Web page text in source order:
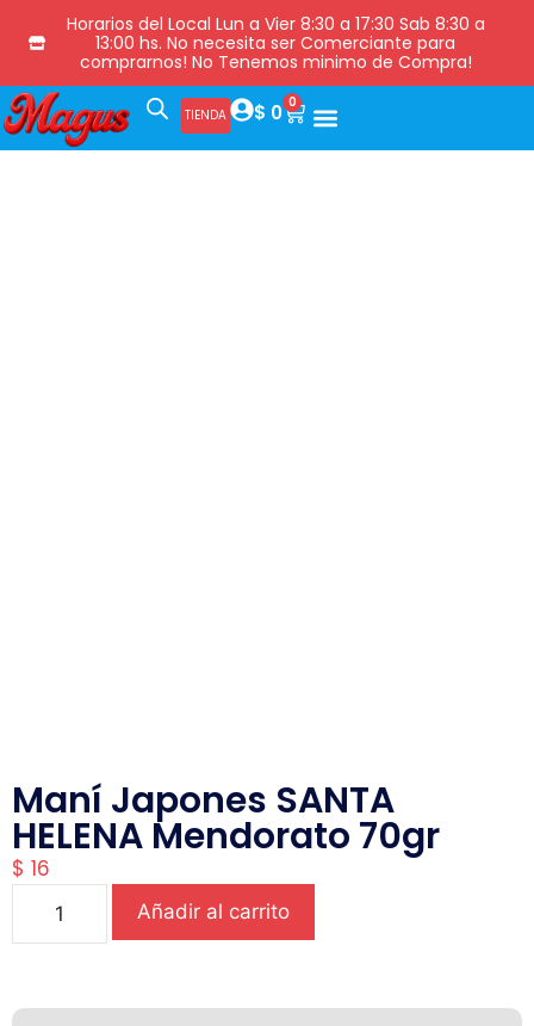
Horarios del Local Lun a Vier 8:30 a 17:30 Sab 8:30 a
13:00 hs. No necesita ser Comerciante para
comprarnos! No Tenemos minimo de Compra!
TIENDA $ 0 0
Maní Japones SANTA
HELENA Mendorato 70gr
$ 16
Añadir al carrito